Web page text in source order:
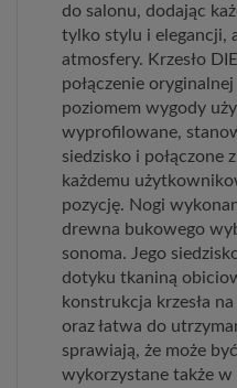
do salonu, dodając
tylko stylu i elegancji,
atmosfery. Krzesło
połączenie
poziomem wygody
wyprofilowane,
siedzisko i połączone
każdemu
pozycję. Nogi
drewna bukowego
sonoma. Jego
dotyku tkaniną
konstrukcja krzesła
oraz łatwa do
sprawiają, że może
wykorzystane także